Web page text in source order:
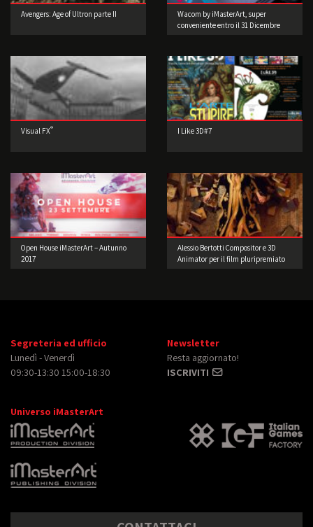
Avengers: Age of Ultron parte II
Wacom by iMasterArt, super
conveniente entro il 31 Dicembre
Visual FX® I Like 3D#7
Open House iMasterArt – Autunno
2017
Alessio Bertotti Compositor e 3D
Animator per il film pluripremiato
Segreteria ed ufficio
Lunedì - Venerdì
09:30-13:30 15:00-18:30
Newsletter
Resta aggiornato!
ISCRIVITI
Universo iMasterArt